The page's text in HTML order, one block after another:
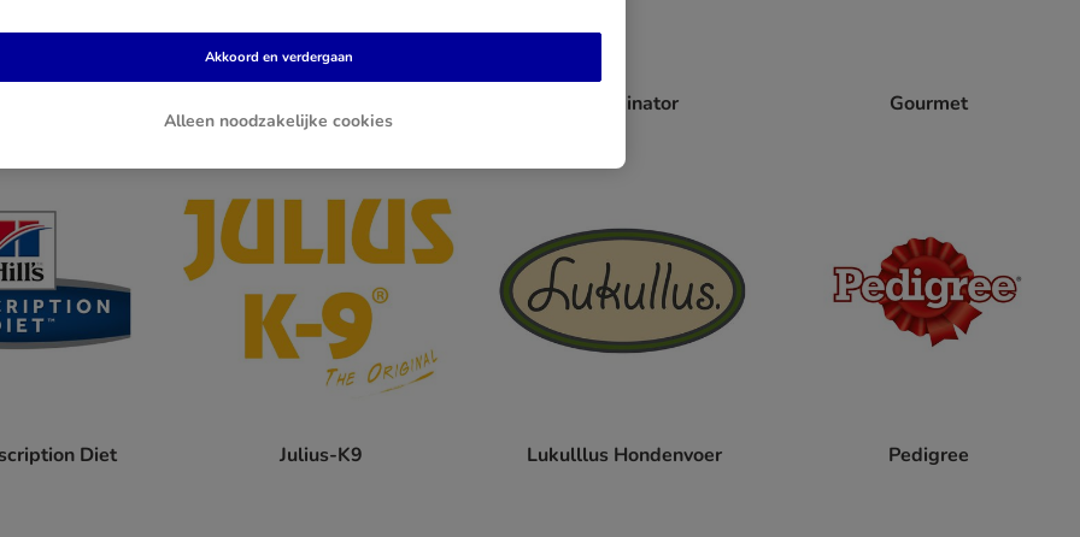
FURminator Gourmet
Diet Julius-K9 Lukulllus Hondenvoer Pedigree
Alleen noodzakelijke cookies
Akkoord en verdergaan